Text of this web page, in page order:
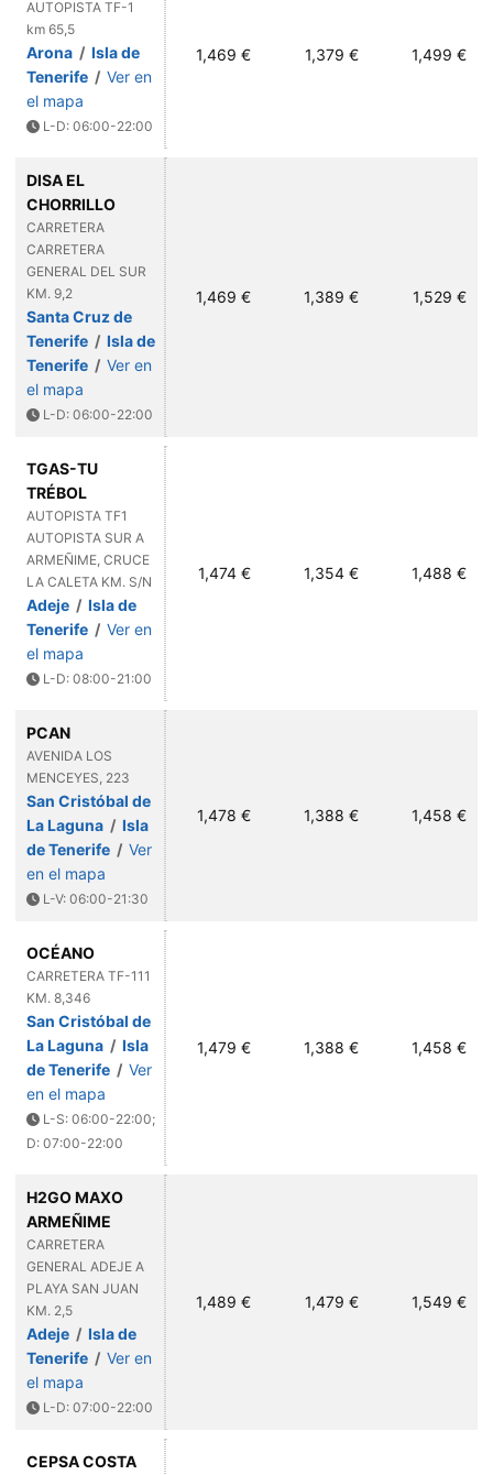
AUTOPISTA TF-1
km 65,5
Arona / Isla de
Tenerife / Ver en
el mapa
L-D: 06:00-22:00
1,469 € 1,379 € 1,499 €
DISA EL
CHORRILLO
CARRETERA
CARRETERA
GENERAL DEL SUR
KM. 9,2
Santa Cruz de
Tenerife / Isla de
Tenerife / Ver en
el mapa
L-D: 06:00-22:00
1,469 € 1,389 € 1,529 €
TGAS-TU
TRÉBOL
AUTOPISTA TF1
AUTOPISTA SUR A
ARMEÑIME, CRUCE
LA CALETA KM. S/N
Adeje / Isla de
Tenerife / Ver en
el mapa
L-D: 08:00-21:00
1,474 € 1,354 € 1,488 €
PCAN
AVENIDA LOS
MENCEYES, 223
San Cristóbal de
La Laguna / Isla
de Tenerife / Ver
en el mapa
L-V: 06:00-21:30
1,478 € 1,388 € 1,458 €
OCÉANO
CARRETERA TF-111
KM. 8,346
San Cristóbal de
La Laguna / Isla
de Tenerife / Ver
en el mapa
L-S: 06:00-22:00;
D: 07:00-22:00
1,479 € 1,388 € 1,458 €
H2GO MAXO
ARMEÑIME
CARRETERA
GENERAL ADEJE A
PLAYA SAN JUAN
KM. 2,5
Adeje / Isla de
Tenerife / Ver en
el mapa
L-D: 07:00-22:00
1,489 € 1,479 € 1,549 €
CEPSA COSTA